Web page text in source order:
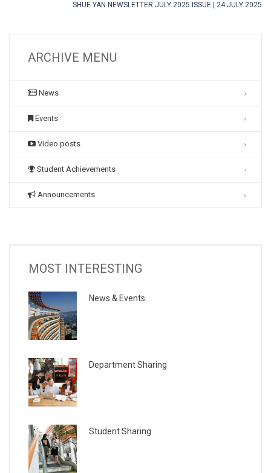
SHUE YAN NEWSLETTER JULY 2025 ISSUE | 24 JULY 2025
ARCHIVE MENU
News
Events
Video posts
Student Achievements
Announcements
MOST INTERESTING
News & Events
Department Sharing
Student Sharing